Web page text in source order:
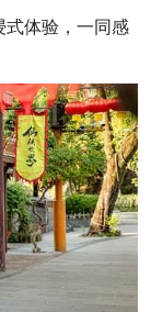
体验，一同感